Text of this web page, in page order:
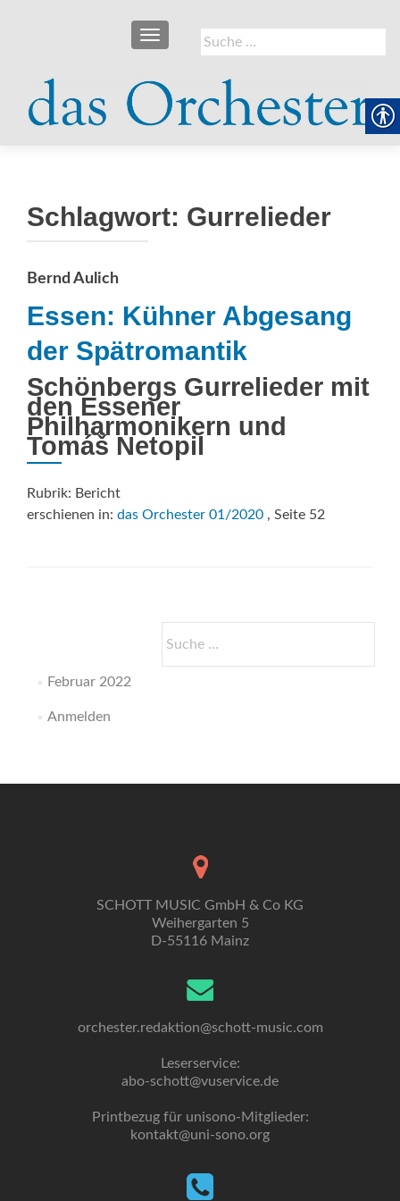
Suche
nach:
SCHALTE NAVIGATION
Schlagwort: Gurrelieder
Bernd Aulich
Essen: Kühner Abgesang
der Spätromantik
Schönbergs Gurrelieder mit
den Essener
Philharmonikern und
Tomáš Netopil
Rubrik: Bericht
erschienen in: das Orchester 01/2020 , Seite 52
nach:
Februar 2022
Anmelden
SCHOTT MUSIC GmbH & Co KG
Weihergarten 5
D-55116 Mainz
orchester.redaktion@schott-music.com
Leserservice:
abo-schott@vuservice.de
Printbezug für unisono-Mitglieder:
kontakt@uni-sono.org